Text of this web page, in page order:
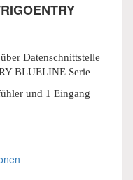
Datenschnittstelle
BLUELINE Serie
und 1 Eingang